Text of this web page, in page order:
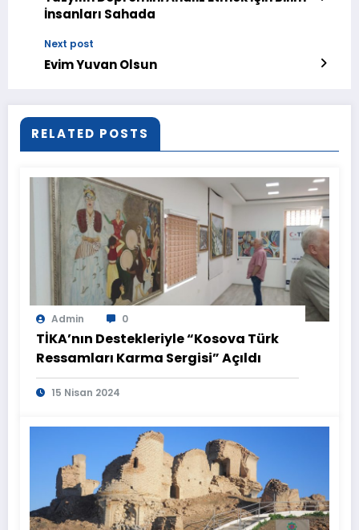
İnsanları Sahada
Next post
Evim Yuvan Olsun
RELATED POSTS
Admin 0
TİKA’nın Destekleriyle “Kosova Türk
Ressamları Karma Sergisi” Açıldı
15 Nisan 2024